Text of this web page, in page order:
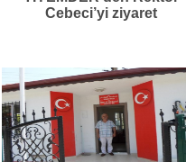
Cebeci’yi ziyaret